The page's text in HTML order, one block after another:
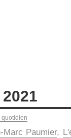
Marc Paumier,